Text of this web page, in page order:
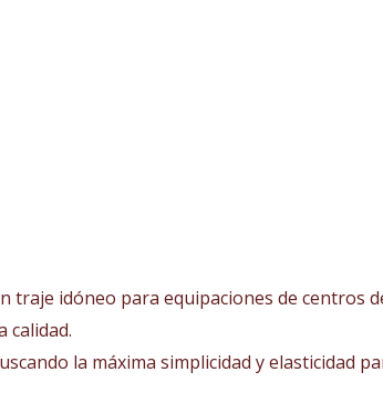
traje idóneo para equipaciones de centros
calidad.
la máxima simplicidad y elasticidad